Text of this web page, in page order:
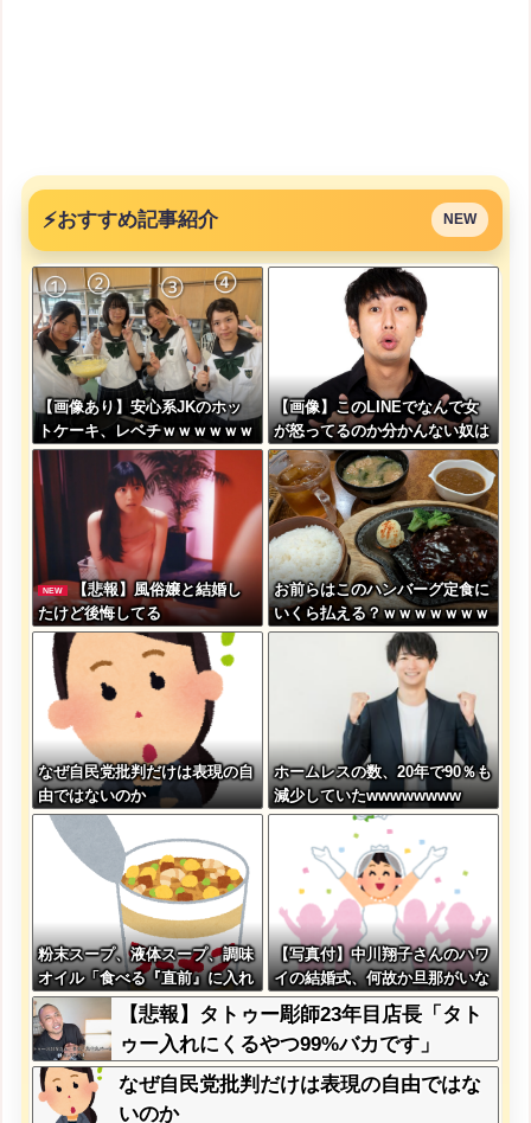
⚡おすすめ記事紹介 NEW
【画像あり】安心系JKのホッ
トケーキ、レベチｗｗｗｗｗｗ
ｗｗｗｗｗｗｗｗｗｗｗｗｗｗ
ｗｗｗｗ
【画像】このLINEでなんで女
が怒ってるのか分かんない奴は
モテない奴確定らしい←お前ら
は勿論わかるよ
な？？？？？？？
NEW
【悲報】風俗嬢と結婚し
たけど後悔してる
お前らはこのハンバーグ定食に
いくら払える？ｗｗｗｗｗｗｗ
ｗｗｗ
なぜ自民党批判だけは表現の自
由ではないのか
ホームレスの数、20年で90％も
減少していたwwwwwwww
粉末スープ、液体スープ、調味
オイル「食べる『直前』に入れ
てください！！」
【写真付】中川翔子さんのハワ
イの結婚式、何故か旦那がいな
い
【悲報】タトゥー彫師23年目店長「タト
ゥー入れにくるやつ99%バカです」
なぜ自民党批判だけは表現の自由ではな
いのか